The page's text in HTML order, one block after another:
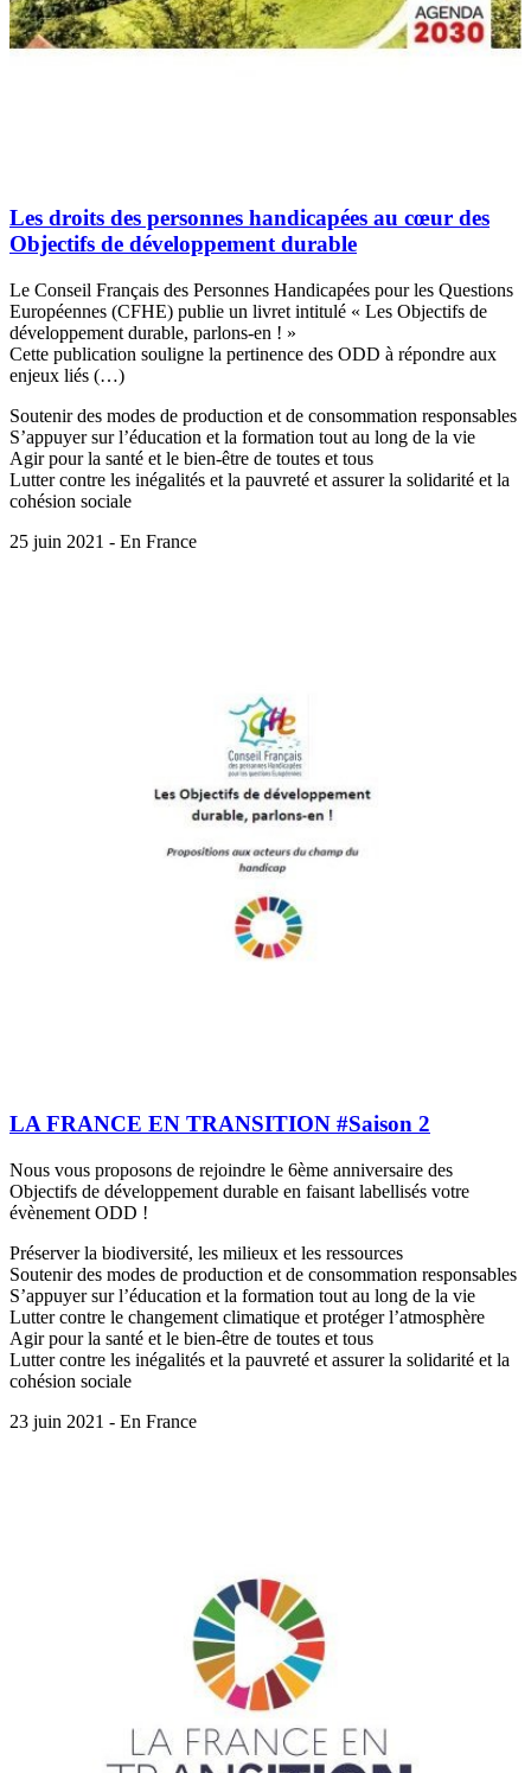
Les droits des personnes handicapées au cœur des
Objectifs de développement durable
Le Conseil Français des Personnes Handicapées pour les Questions
Européennes (CFHE) publie un livret intitulé « Les Objectifs de
développement durable, parlons-en ! »
Cette publication souligne la pertinence des ODD à répondre aux
enjeux liés (…)
Soutenir des modes de production et de consommation responsables
S’appuyer sur l’éducation et la formation tout au long de la vie
Agir pour la santé et le bien-être de toutes et tous
Lutter contre les inégalités et la pauvreté et assurer la solidarité et la
cohésion sociale
25 juin 2021 - En France
LA FRANCE EN TRANSITION #Saison 2
Nous vous proposons de rejoindre le 6ème anniversaire des
Objectifs de développement durable en faisant labellisés votre
évènement ODD !
Préserver la biodiversité, les milieux et les ressources
Soutenir des modes de production et de consommation responsables
S’appuyer sur l’éducation et la formation tout au long de la vie
Lutter contre le changement climatique et protéger l’atmosphère
Agir pour la santé et le bien-être de toutes et tous
Lutter contre les inégalités et la pauvreté et assurer la solidarité et la
cohésion sociale
23 juin 2021 - En France